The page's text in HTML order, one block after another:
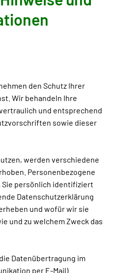
den Schutz Ihrer
Wir behandeln Ihre
und entsprechend
sowie dieser
werden verschiedene
Personenbezogene
Sie persönlich identifiziert
Datenschutzerklärung
und wofür wir sie
und zu welchem Zweck das
Datenübertragung im
per E-Mail)